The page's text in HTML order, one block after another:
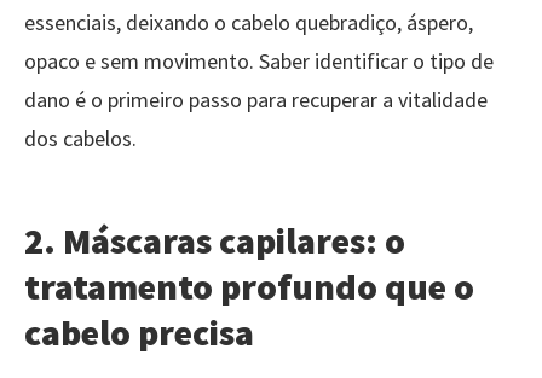
essenciais, deixando o cabelo quebradiço, áspero,
opaco e sem movimento. Saber identificar o tipo de
dano é o primeiro passo para recuperar a vitalidade
dos cabelos.
2. Máscaras capilares: o
tratamento profundo que o
cabelo precisa